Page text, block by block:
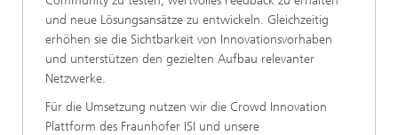
und neue Lösungsansätze zu entwickeln. Gleichzeitig
erhöhen sie die Sichtbarkeit von Innovationsvorhaben
und unterstützen den gezielten Aufbau relevanter
Netzwerke.
Für die Umsetzung nutzen wir die Crowd Innovation
Plattform des Fraunhofer ISI und unsere